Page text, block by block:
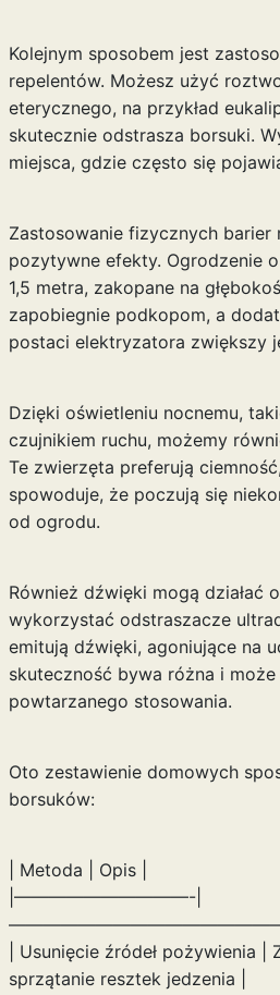
Kolejnym sposobem jest
repelentów. Możesz użyć
eterycznego, na przykład
skutecznie odstrasza borsuki.
miejsca, gdzie często się
Zastosowanie fizycznych barier
pozytywne efekty. Ogrodzenie
1,5 metra, zakopane na
zapobiegnie podkopom, a
postaci elektryzatora zwiększy
Dzięki oświetleniu nocnemu,
czujnikiem ruchu, możemy
Te zwierzęta preferują
spowoduje, że poczują się
od ogrodu.
Również dźwięki mogą działać
wykorzystać odstraszacze
emitują dźwięki, agoniujące na
skuteczność bywa różna i
powtarzanego stosowania.
Oto zestawienie domowych
borsuków:
| Metoda | Opis |
|——————————-|
| Usunięcie źródeł pożywienia
sprzątanie resztek jedzenia |